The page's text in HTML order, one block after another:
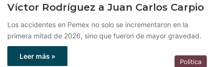
Víctor Rodríguez a Juan Carlos Carpio
Los accidentes en Pemex no solo se incrementaron en la
primera mitad de 2026, sino que fueron de mayor gravedad.
Leer más »
Política